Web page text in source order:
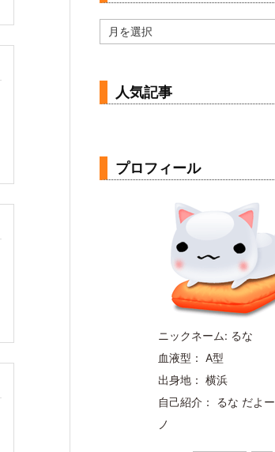
ー
人気記事
プロフィール
ニックネーム: るな
血液型： A型
出身地： 横浜
自己紹介： るな だよー
ノ